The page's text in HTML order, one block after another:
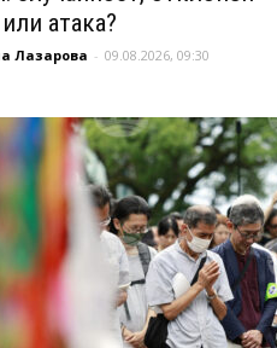
атака?
Лазарова - 09.08.2026, 09:30